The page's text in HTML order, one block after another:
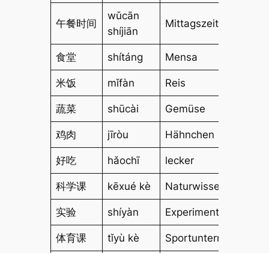
午餐时间
wǔcān
shíjiān
Mittagszeit
食堂 shítáng Mensa
米饭 mǐfàn Reis
蔬菜 shūcài Gemüse
鸡肉 jīròu Hähnchen
好吃 hǎochī lecker
科学课 kēxué kè
实验 shíyàn Experiment
体育课 tǐyù kè Sportunterricht